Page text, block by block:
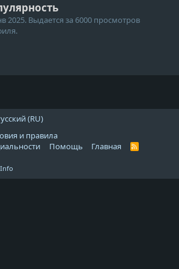
2025. Выдается за 6000 просмотров
(RU)
и правила
Помощь Главная
R